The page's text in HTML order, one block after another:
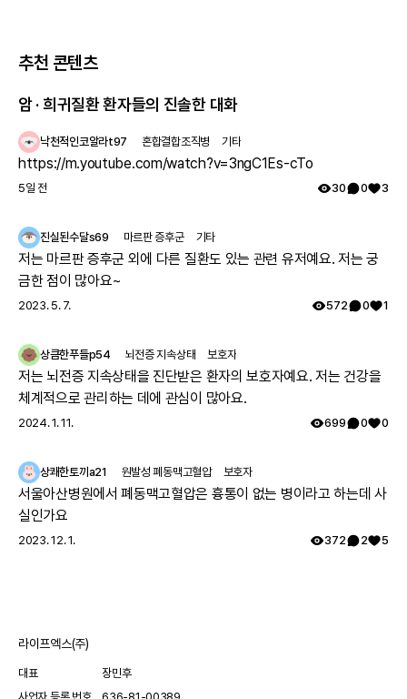
추천 콘텐츠
암 · 희귀질환 환자들의 진솔한 대화
낙천적인코알라t97 혼합결합조직병 기타
https://m.youtube.com/watch?v=3ngC1Es-cTo
5일 전 30 0 3
진실된수달s69 마르판 증후군 기타
저는 마르판 증후군 외에 다른 질환도 있는 관련 유저예요. 저는 궁
금한 점이 많아요~
2023. 5. 7. 572 0 1
상큼한푸들p54 뇌전증 지속상태 보호자
저는 뇌전증 지속상태을 진단받은 환자의 보호자예요. 저는 건강을
체계적으로 관리하는 데에 관심이 많아요.
2024. 1. 11. 699 0 0
상쾌한토끼a21 원발성 폐동맥고혈압 보호자
서울아산병원에서 폐동맥고혈압은 흉통이 없는 병이라고 하는데 사
실인가요
2023. 12. 1. 372 2 5
라이프엑스(주)
대표
장민후